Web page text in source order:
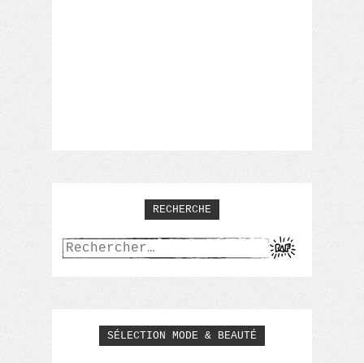
RECHERCHE
Rechercher :
SÉLECTION MODE & BEAUTÉ